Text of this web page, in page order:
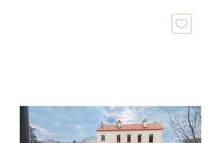
ST MAUR DES FOSSES 94
55,90 m
, 3 pièces
Ref : 1292